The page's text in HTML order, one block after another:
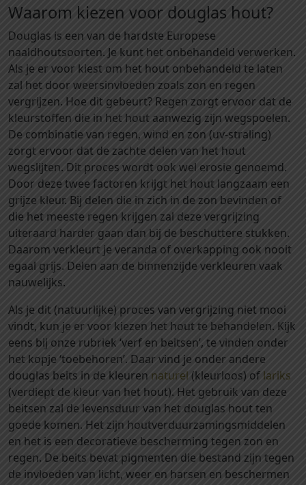
d
i
g
e
h
o
e
k
p
r
o
f
i
e
l
e
n
o
o
r
d
o
u
g
l
a
s
z
Waarom kiezen voor douglas hout?
Douglas is een van de hardste Europese
naaldhoutsoorten. Je kunt het onbehandeld verwerken.
Als je er voor kiest om het hout onbehandeld te laten
zal het door weersinvloeden zoals zon en regen
vergrijzen. Hoe dit gebeurt? Regen zorgt ervoor dat de
kleurstoffen die in het hout aanwezig zijn wegspoelen.
De combinatie van regen, wind en zon (uv-straling)
zorgt ervoor dat de zachte delen van het hout
wegslijten. Dit proces wordt ook wel erosie genoemd.
Door deze twee factoren krijgt het hout langzaam een
grijze kleur. Bij delen die in zich in de zon bevinden of
die het meeste regen krijgen zal deze vergrijzing
uiteraard harder gaan dan bij de beschuttere stukken.
Daarom verkleurt je veranda of overkapping ook nooit
egaal grijs. Delen aan de binnenzijde verkleuren vaak
nauwelijks.
Als je dit (natuurlijke) proces van vergrijzing niet mooi
vindt, kun je er voor kiezen het hout te behandelen. Kijk
eens bij onze rubriek ‘verf en beitsen’, te vinden onder
het kopje ‘toebehoren’. Daar vind je onder andere
douglas beits in de kleuren naturel (kleurloos) of lariks
(verdiept de kleur van het hout). Het gebruik van deze
beitsen zal de levensduur van het douglas hout ten
goede komen. Het zijn houtverduurzamingsmiddelen
en het is een decoratieve bescherming tegen zon en
regen. De beits bevat pigmenten die bestand zijn tegen
de invloeden van licht, weer en harsen en beschermen